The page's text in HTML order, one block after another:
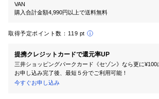
VAN
購入合計金額4,990円以上で送料無料
取得予定ポイント数： 119 pt
提携クレジットカードで還元率UP
三井ショッピングパークカード《セゾン》なら更に¥100
お申し込み完了後、最短５分でご利用可能！
今すぐお申し込み